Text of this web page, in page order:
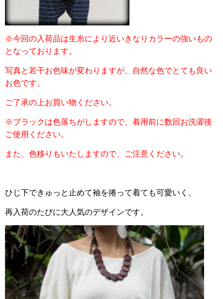
※今回の入荷品は生糸により近いきなりカラーの強いもの
となっております。
写真と若干お色味が変わりますが、自然な色でとても良い
お色です。
ご了承の上お買い物ください。
※ブラックは色落ちがしますので、着用前に数回お洗濯後
ご使用ください。
また、色移りもいたしますので、ご注意ください。
ひじ下できゅっと止めて袖を捲って着ても可愛いく、
再入荷のたびに大人気のデザインです。